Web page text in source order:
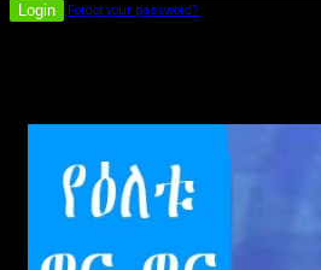
Login Forgot your password?